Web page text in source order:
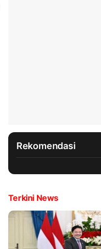
Rekomendasi
Terkini News